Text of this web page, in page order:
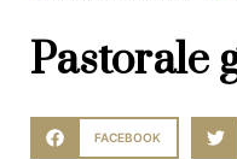
Pastorale
FACEBOOK